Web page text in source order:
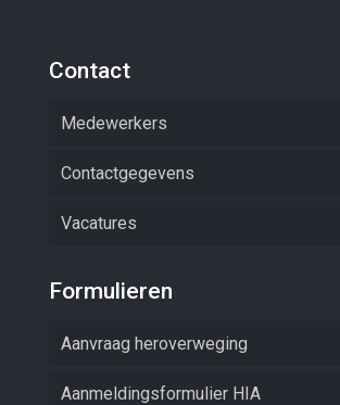
Contact
Medewerkers
Contactgegevens
Vacatures
Formulieren
Aanvraag heroverweging
Aanmeldingsformulier HIA